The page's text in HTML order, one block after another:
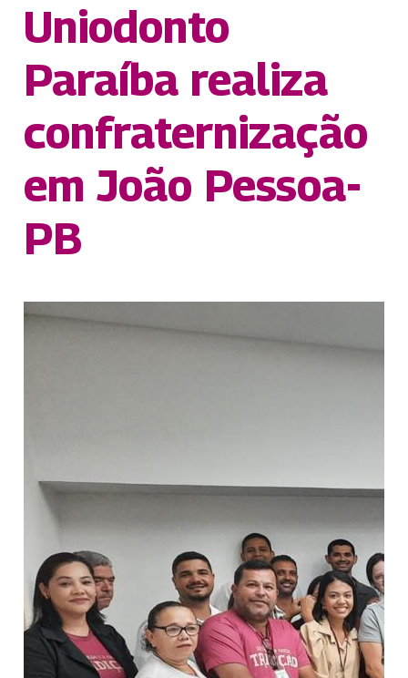
Uniodonto
Paraíba realiza
confraternização
em João Pessoa-
PB